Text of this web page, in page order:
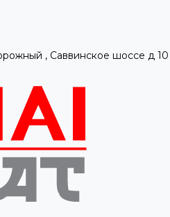
, Саввинское шоссе д